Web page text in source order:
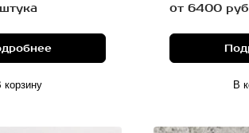
корзину
от 6400
В